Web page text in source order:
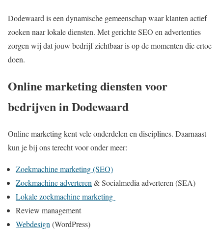
Dodewaard is een dynamische gemeenschap waar klanten actief
zoeken naar lokale diensten. Met gerichte SEO en advertenties
zorgen wij dat jouw bedrijf zichtbaar is op de momenten die ertoe
doen.
Online marketing diensten voor
bedrijven in Dodewaard
Online marketing kent vele onderdelen en disciplines. Daarnaast
kun je bij ons terecht voor onder meer:
Zoekmachine marketing (SEO)
Zoekmachine adverteren& Socialmedia adverteren (SEA)
Lokale zoekmachine marketing
Review management
Webdesign(WordPress)